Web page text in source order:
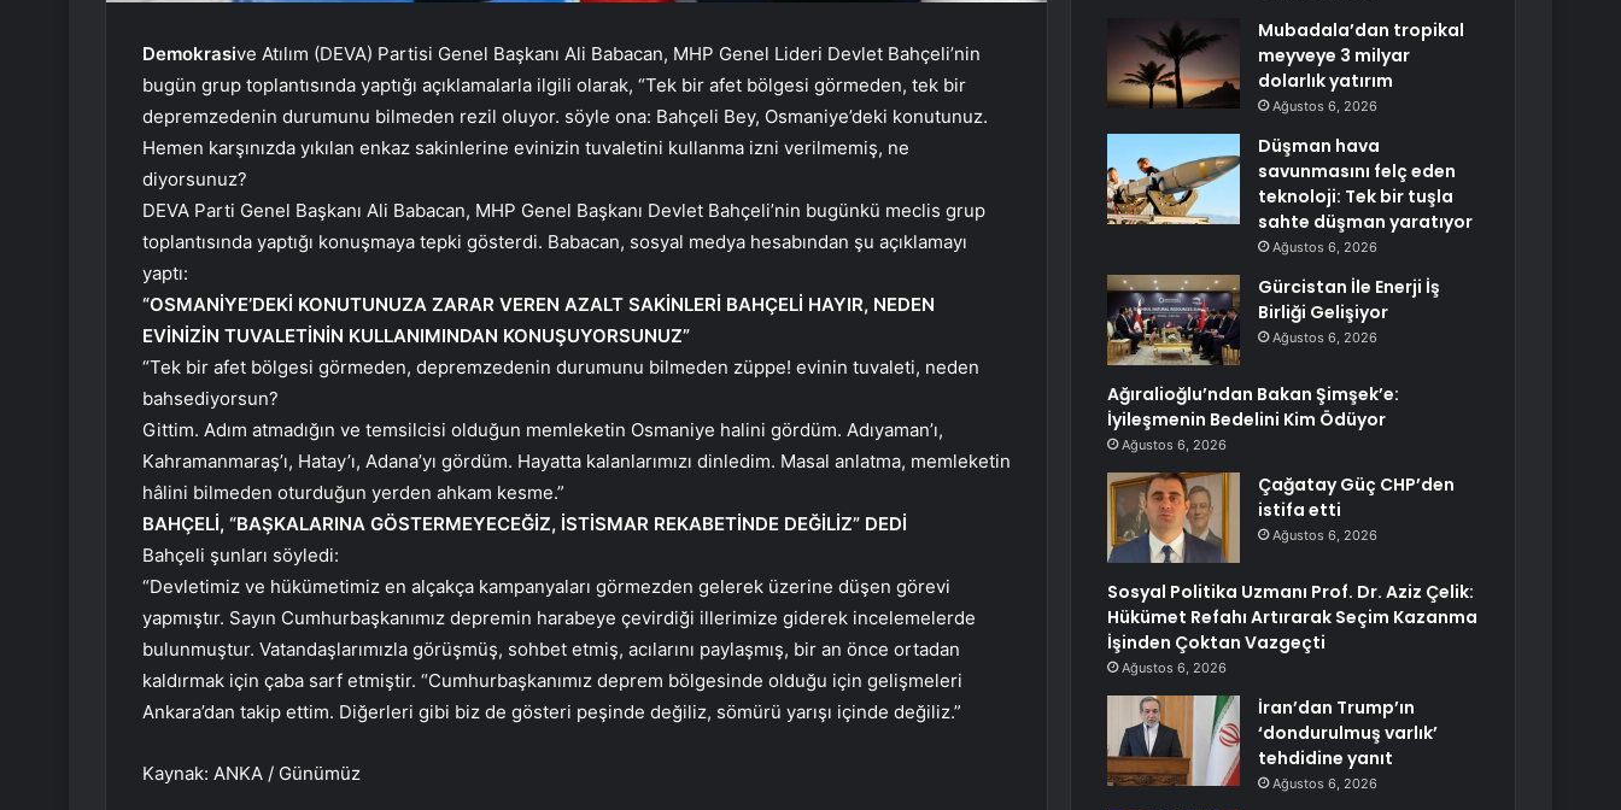
Demokrasive Atılım (DEVA) Partisi Genel Başkanı Ali Babacan, MHP Genel Lideri Devlet Bahçeli’nin
bugün grup toplantısında yaptığı açıklamalarla ilgili olarak, “Tek bir afet bölgesi görmeden, tek bir
depremzedenin durumunu bilmeden rezil oluyor. söyle ona: Bahçeli Bey, Osmaniye’deki konutunuz.
Hemen karşınızda yıkılan enkaz sakinlerine evinizin tuvaletini kullanma izni verilmemiş, ne
diyorsunuz?
DEVA Parti Genel Başkanı Ali Babacan, MHP Genel Başkanı Devlet Bahçeli’nin bugünkü meclis grup
toplantısında yaptığı konuşmaya tepki gösterdi. Babacan, sosyal medya hesabından şu açıklamayı
yaptı:
“OSMANİYE’DEKİ KONUTUNUZA ZARAR VEREN AZALT SAKİNLERİ BAHÇELİ HAYIR, NEDEN
EVİNİZİN TUVALETİNİN KULLANIMINDAN KONUŞUYORSUNUZ”
“Tek bir afet bölgesi görmeden, depremzedenin durumunu bilmeden züppe! evinin tuvaleti, neden
bahsediyorsun?
Gittim. Adım atmadığın ve temsilcisi olduğun memleketin Osmaniye halini gördüm. Adıyaman’ı,
Kahramanmaraş’ı, Hatay’ı, Adana’yı gördüm. Hayatta kalanlarımızı dinledim. Masal anlatma, memleketin
hâlini bilmeden oturduğun yerden ahkam kesme.”
BAHÇELİ, “BAŞKALARINA GÖSTERMEYECEĞİZ, İSTİSMAR REKABETİNDE DEĞİLİZ” DEDİ
Bahçeli şunları söyledi:
“Devletimiz ve hükümetimiz en alçakça kampanyaları görmezden gelerek üzerine düşen görevi
yapmıştır. Sayın Cumhurbaşkanımız depremin harabeye çevirdiği illerimize giderek incelemelerde
bulunmuştur. Vatandaşlarımızla görüşmüş, sohbet etmiş, acılarını paylaşmış, bir an önce ortadan
kaldırmak için çaba sarf etmiştir. “Cumhurbaşkanımız deprem bölgesinde olduğu için gelişmeleri
Ankara’dan takip ettim. Diğerleri gibi biz de gösteri peşinde değiliz, sömürü yarışı içinde değiliz.”
Kaynak: ANKA / Günümüz
Mubadala’dan tropikal
meyveye 3 milyar
dolarlık yatırım
Ağustos 6, 2026
Düşman hava
savunmasını felç eden
teknoloji: Tek bir tuşla
sahte düşman yaratıyor
Ağustos 6, 2026
Gürcistan İle Enerji İş
Birliği Gelişiyor
Ağustos 6, 2026
Ağıralioğlu’ndan Bakan Şimşek’e:
İyileşmenin Bedelini Kim Ödüyor
Ağustos 6, 2026
Çağatay Güç CHP’den
istifa etti
Ağustos 6, 2026
Sosyal Politika Uzmanı Prof. Dr. Aziz Çelik:
Hükümet Refahı Artırarak Seçim Kazanma
İşinden Çoktan Vazgeçti
Ağustos 6, 2026
İran’dan Trump’ın
‘dondurulmuş varlık’
tehdidine yanıt
Ağustos 6, 2026